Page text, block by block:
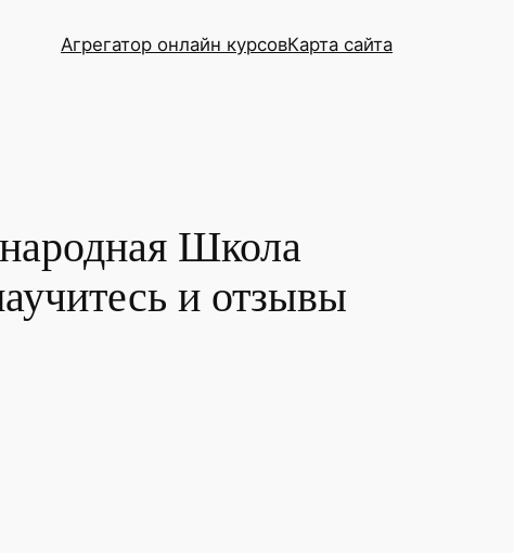
Агрегатор онлайн курсовКарта сайта
Школа
и отзывы